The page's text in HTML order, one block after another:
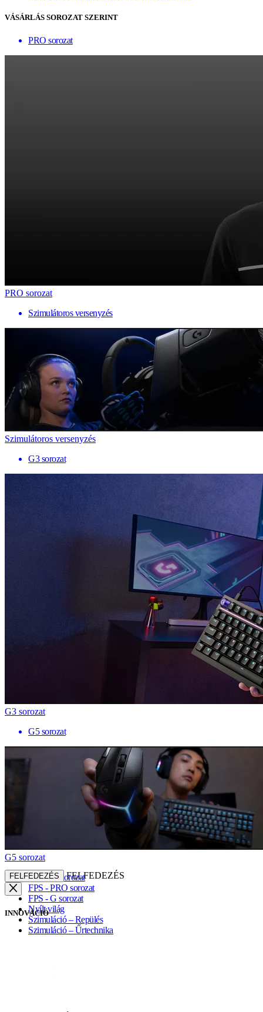
VÁSÁRLÁS SOROZAT SZERINT
PRO sorozat
PRO sorozat
Szimulátoros versenyzés
Szimulátoros versenyzés
G3 sorozat
G3 sorozat
G5 sorozat
G5 sorozat
ASTRO sorozat
FPS - PRO sorozat
FPS - G sorozat
Nyílt világ
Szimuláció – Repülés
Szimuláció – Űrtechnika
FELFEDEZÉS FELFEDEZÉS
INNOVÁCIÓ